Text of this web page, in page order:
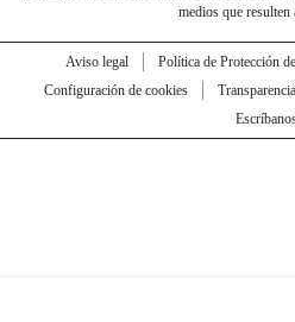
medios que resulten
Aviso legal Política de Protección
Configuración de cookies
Transparencia